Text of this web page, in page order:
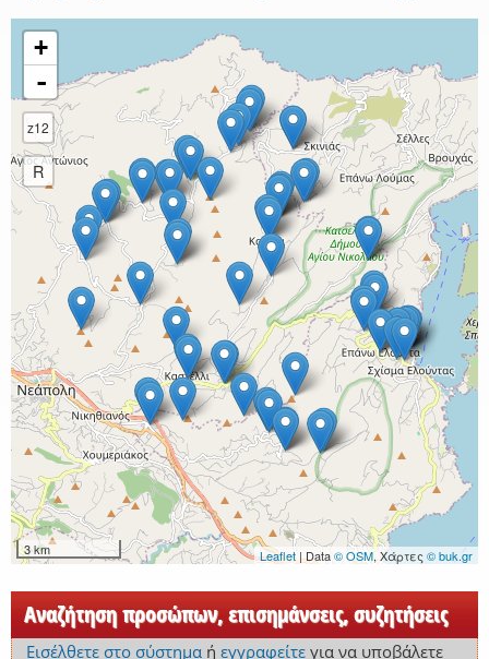
+
-
z12
R
3 km Leaflet| Data© OSM, Χάρτες © buk.gr
Αναζήτηση προσώπων, επισημάνσεις, συζητήσεις
Εισέλθετε στο σύστημαή εγγραφείτεγια να υποβάλετε